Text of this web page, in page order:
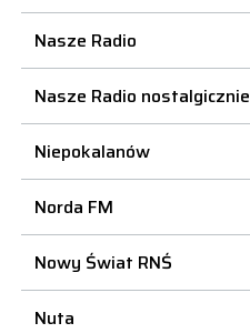
Nasze Radio
Nasze Radio nostalgicznie
Niepokalanów
Norda FM
Nowy Świat RNŚ
Nuta